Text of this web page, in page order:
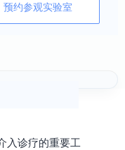
预约参观实验室
入诊疗的重要工